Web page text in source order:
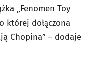
„Fenomen Toy
której dołączona
Chopina” – dodaje